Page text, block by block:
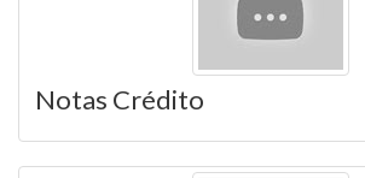
Notas Crédito